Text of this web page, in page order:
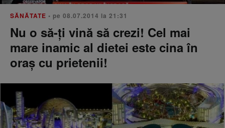
SĂNĂTATE • pe 08.07.2014 la 21:31
Nu o să-ți vină să crezi! Cel mai
mare inamic al dietei este cina în
oraș cu prietenii!